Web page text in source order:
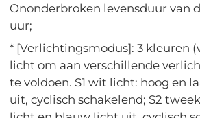
Ononderbroken levensduur van
uur;
* [Verlichtingsmodus]: 3 kleuren
licht om aan verschillende
te voldoen. S1 wit licht: hoog en
uit, cyclisch schakelend; S2